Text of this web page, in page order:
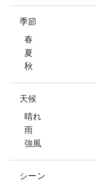
季節
春
夏
秋
天候
晴れ
雨
強風
シーン